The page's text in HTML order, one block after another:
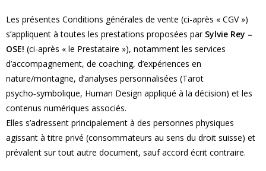
Les présentes Conditions générales de vente (ci-après « CGV »)
s’appliquent à toutes les prestations proposées par Sylvie Rey –
OSE! (ci-après « le Prestataire »), notamment les services
d’accompagnement, de coaching, d’expériences en
nature/montagne, d’analyses personnalisées (Tarot
psycho‑symbolique, Human Design appliqué à la décision) et les
contenus numériques associés.
Elles s’adressent principalement à des personnes physiques
agissant à titre privé (consommateurs au sens du droit suisse) et
prévalent sur tout autre document, sauf accord écrit contraire.